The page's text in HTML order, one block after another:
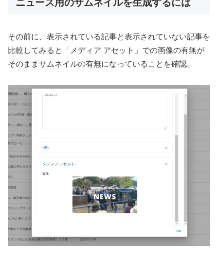
ニュース用のサムネイルを生成するには
その前に、表示されている記事と表示されていない記事を
比較してみると「メディア アセット」での画像の有無が
そのままサムネイルの有無になっていることを確認。